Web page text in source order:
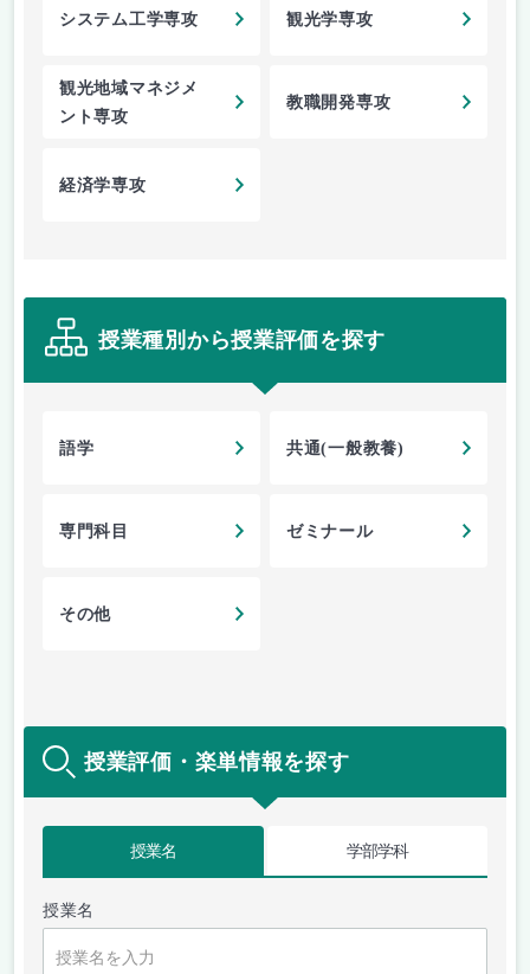
システム工学専攻 観光学専攻
観光地域マネジメ
ント専攻
教職開発専攻
経済学専攻
授業種別から授業評価を探す
語学 共通(一般教養)
専門科目 ゼミナール
その他
授業評価・楽単情報を探す
授業名 学部学科
授業名